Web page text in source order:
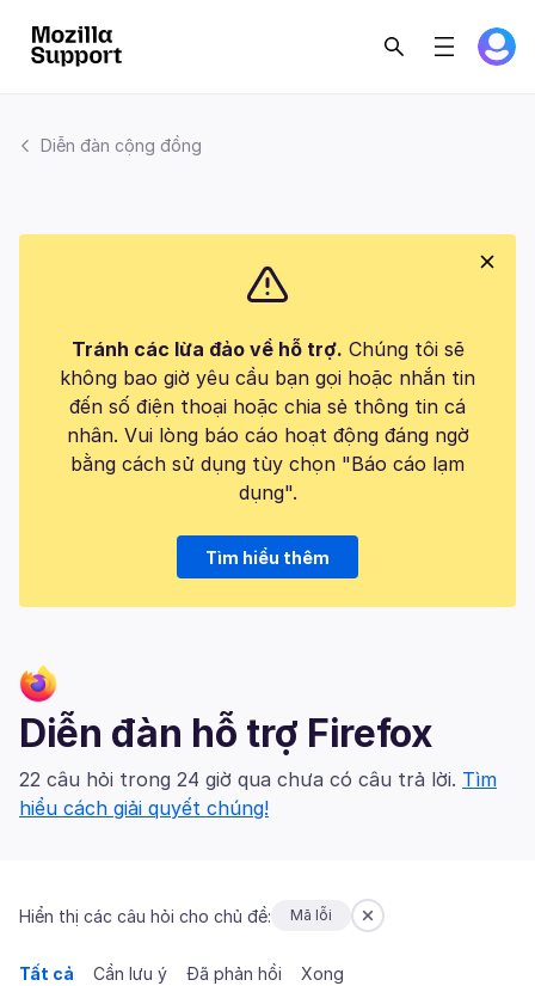
Diễn đàn cộng đồng
Tránh các lừa đảo về hỗ trợ. Chúng tôi sẽ
không bao giờ yêu cầu bạn gọi hoặc nhắn tin
đến số điện thoại hoặc chia sẻ thông tin cá
nhân. Vui lòng báo cáo hoạt động đáng ngờ
bằng cách sử dụng tùy chọn "Báo cáo lạm
dụng".
Tìm hiểu thêm
Diễn đàn hỗ trợ Firefox
22 câu hỏi trong 24 giờ qua chưa có câu trả lời. Tìm
hiểu cách giải quyết chúng!
Hiển thị các câu hỏi cho chủ đề: Mã lỗi
Tất cả Cần lưu ý Đã phản hồi Xong